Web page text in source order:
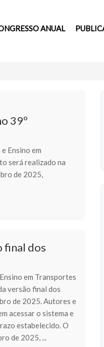
ANUAL
39º
Ensino em
será realizado na
de 2025,
final dos
em Transportes
versão final dos
de 2025. Autores e
acessar o sistema e
estabelecido. O
de 2025, ...